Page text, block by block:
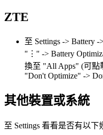
ZTE
至 Settings -> Battery
"⋮" -> Battery
換至 "All Apps" (可點
"Don't Optimize" ->
其他裝置或系統
至 Settings 看看是否有以下